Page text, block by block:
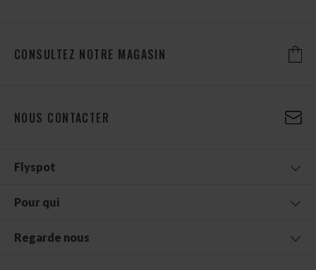
CONSULTEZ NOTRE MAGASIN
NOUS CONTACTER
Flyspot
Pour qui
Regarde nous